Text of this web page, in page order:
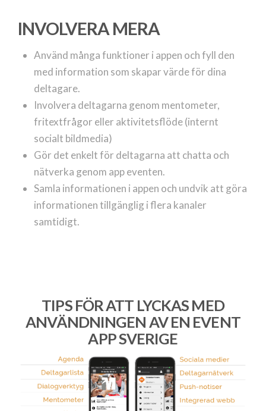
INVOLVERA MERA
Använd många funktioner i appen och fyll den
med information som skapar värde för dina
deltagare.
Involvera deltagarna genom mentometer,
fritextfrågor eller aktivitetsflöde (internt
socialt bildmedia)
Gör det enkelt för deltagarna att chatta och
nätverka genom app eventen.
Samla informationen i appen och undvik att göra
informationen tillgänglig i flera kanaler
samtidigt.
TIPS FÖR ATT LYCKAS MED
ANVÄNDNINGEN AV EN EVENT
APP SVERIGE